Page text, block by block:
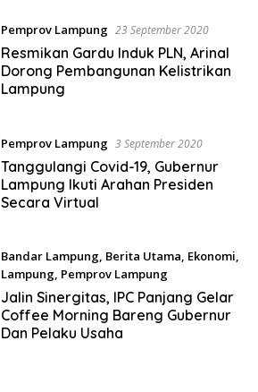
Pemprov Lampung 23 September 2020
Resmikan Gardu Induk PLN, Arinal
Dorong Pembangunan Kelistrikan
Lampung
Pemprov Lampung 3 September 2020
Tanggulangi Covid-19, Gubernur
Lampung Ikuti Arahan Presiden
Secara Virtual
Bandar Lampung, Berita Utama, Ekonomi,
Lampung, Pemprov Lampung
9 Maret 2020
Jalin Sinergitas, IPC Panjang Gelar
Coffee Morning Bareng Gubernur
Dan Pelaku Usaha